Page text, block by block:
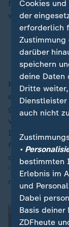
festen
wird.
ESC-Star:
Personen
Mir ist in den
extrem ich auf
geworden bin -
viel Hass
Idealisierung.
finden musste
dann kann ich
'Symbolsein',
nicht aus dem
Cookies
der
erforderlich
darüber
speichern
deine Daten
Dritte
Dienstleister
auch nicht
•
bestimmten
Erlebnis im
und
Dabei
Basis deiner
ZDFheute